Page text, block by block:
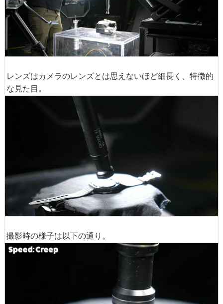
レンズはカメラのレンズとは思えないほど細長く、特徴的
な見た目。
撮影時の様子は以下の通り。